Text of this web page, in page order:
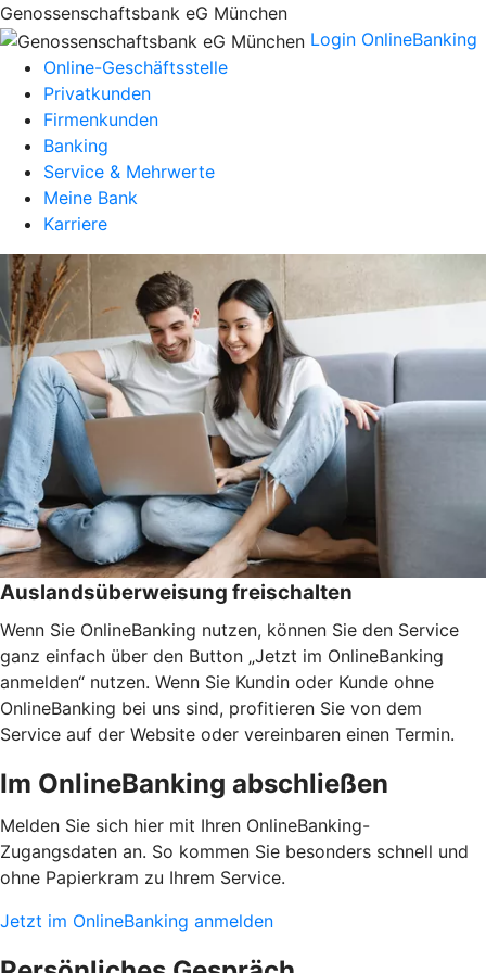
Genossenschaftsbank eG München
Login OnlineBanking
Online-Geschäftsstelle
Privatkunden
Firmenkunden
Banking
Service & Mehrwerte
Meine Bank
Karriere
Auslandsüberweisung freischalten
Wenn Sie OnlineBanking nutzen, können Sie den Service
ganz einfach über den Button „Jetzt im OnlineBanking
anmelden“ nutzen. Wenn Sie Kundin oder Kunde ohne
OnlineBanking bei uns sind, profitieren Sie von dem
Service auf der Website oder vereinbaren einen Termin.
Im OnlineBanking abschließen
Melden Sie sich hier mit Ihren OnlineBanking-
Zugangsdaten an. So kommen Sie besonders schnell und
ohne Papierkram zu Ihrem Service.
Jetzt im OnlineBanking anmelden